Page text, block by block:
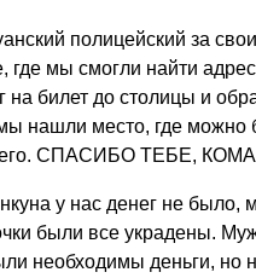
полицейский за
где мы смогли найти
на билет до столицы и
нашли место, где
его. СПАСИБО ТЕБЕ,
у нас денег не было,
были все украдены.
необходимы деньги, но